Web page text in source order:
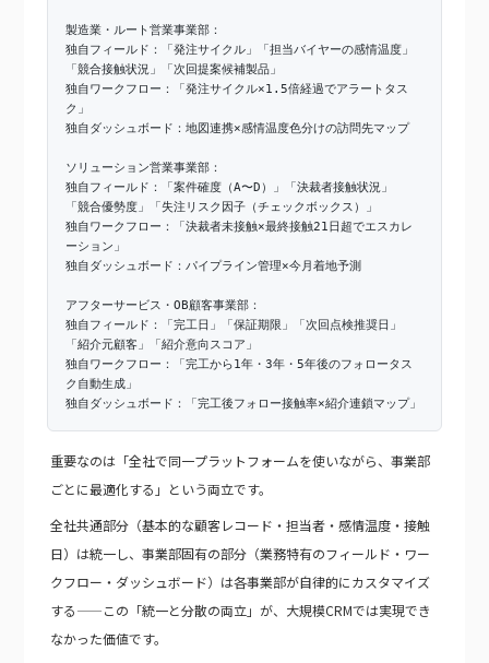
製造業・ルート営業事業部：
独自フィールド：「発注サイクル」「担当バイヤーの感情温度」
「競合接触状況」「次回提案候補製品」
独自ワークフロー：「発注サイクル×1.5倍経過でアラートタス
ク」
独自ダッシュボード：地図連携×感情温度色分けの訪問先マップ
ソリューション営業事業部：
独自フィールド：「案件確度（A〜D）」「決裁者接触状況」
「競合優勢度」「失注リスク因子（チェックボックス）」
独自ワークフロー：「決裁者未接触×最終接触21日超でエスカレ
ーション」
独自ダッシュボード：パイプライン管理×今月着地予測
アフターサービス・OB顧客事業部：
独自フィールド：「完工日」「保証期限」「次回点検推奨日」
「紹介元顧客」「紹介意向スコア」
独自ワークフロー：「完工から1年・3年・5年後のフォロータス
ク自動生成」
独自ダッシュボード：「完工後フォロー接触率×紹介連鎖マップ」
重要なのは「全社で同一プラットフォームを使いながら、事業部
ごとに最適化する」という両立です。
全社共通部分（基本的な顧客レコード・担当者・感情温度・接触
日）は統一し、事業部固有の部分（業務特有のフィールド・ワー
クフロー・ダッシュボード）は各事業部が自律的にカスタマイズ
する——この「統一と分散の両立」が、大規模CRMでは実現でき
なかった価値です。